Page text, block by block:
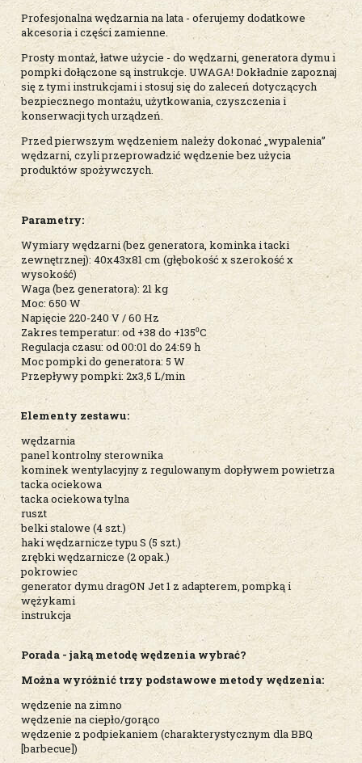
Profesjonalna wędzarnia na lata - oferujemy dodatkowe
akcesoria i części zamienne.
Prosty montaż, łatwe użycie - do wędzarni, generatora dymu i
pompki dołączone są instrukcje. UWAGA! Dokładnie zapoznaj
się z tymi instrukcjami i stosuj się do zaleceń dotyczących
bezpiecznego montażu, użytkowania, czyszczenia i
konserwacji tych urządzeń.
Przed pierwszym wędzeniem należy dokonać „wypalenia”
wędzarni, czyli przeprowadzić wędzenie bez użycia
produktów spożywczych.
Parametry:
Wymiary wędzarni (bez generatora, kominka i tacki
zewnętrznej): 40x43x81 cm (głębokość x szerokość x
wysokość)
Waga (bez generatora): 21 kg
Moc: 650 W
Napięcie 220-240 V / 60 Hz
Zakres temperatur: od +38 do +135⁰C
Regulacja czasu: od 00:01 do 24:59 h
Moc pompki do generatora: 5 W
Przepływy pompki: 2x3,5 L/min
Elementy zestawu:
wędzarnia
panel kontrolny sterownika
kominek wentylacyjny z regulowanym dopływem powietrza
tacka ociekowa
tacka ociekowa tylna
ruszt
belki stalowe (4 szt.)
haki wędzarnicze typu S (5 szt.)
zrębki wędzarnicze (2 opak.)
pokrowiec
generator dymu dragON Jet 1 z adapterem, pompką i
wężykami
instrukcja
Porada - jaką metodę wędzenia wybrać?
Można wyróżnić trzy podstawowe metody wędzenia:
wędzenie na zimno
wędzenie na ciepło/gorąco
wędzenie z podpiekaniem (charakterystycznym dla BBQ
[barbecue])